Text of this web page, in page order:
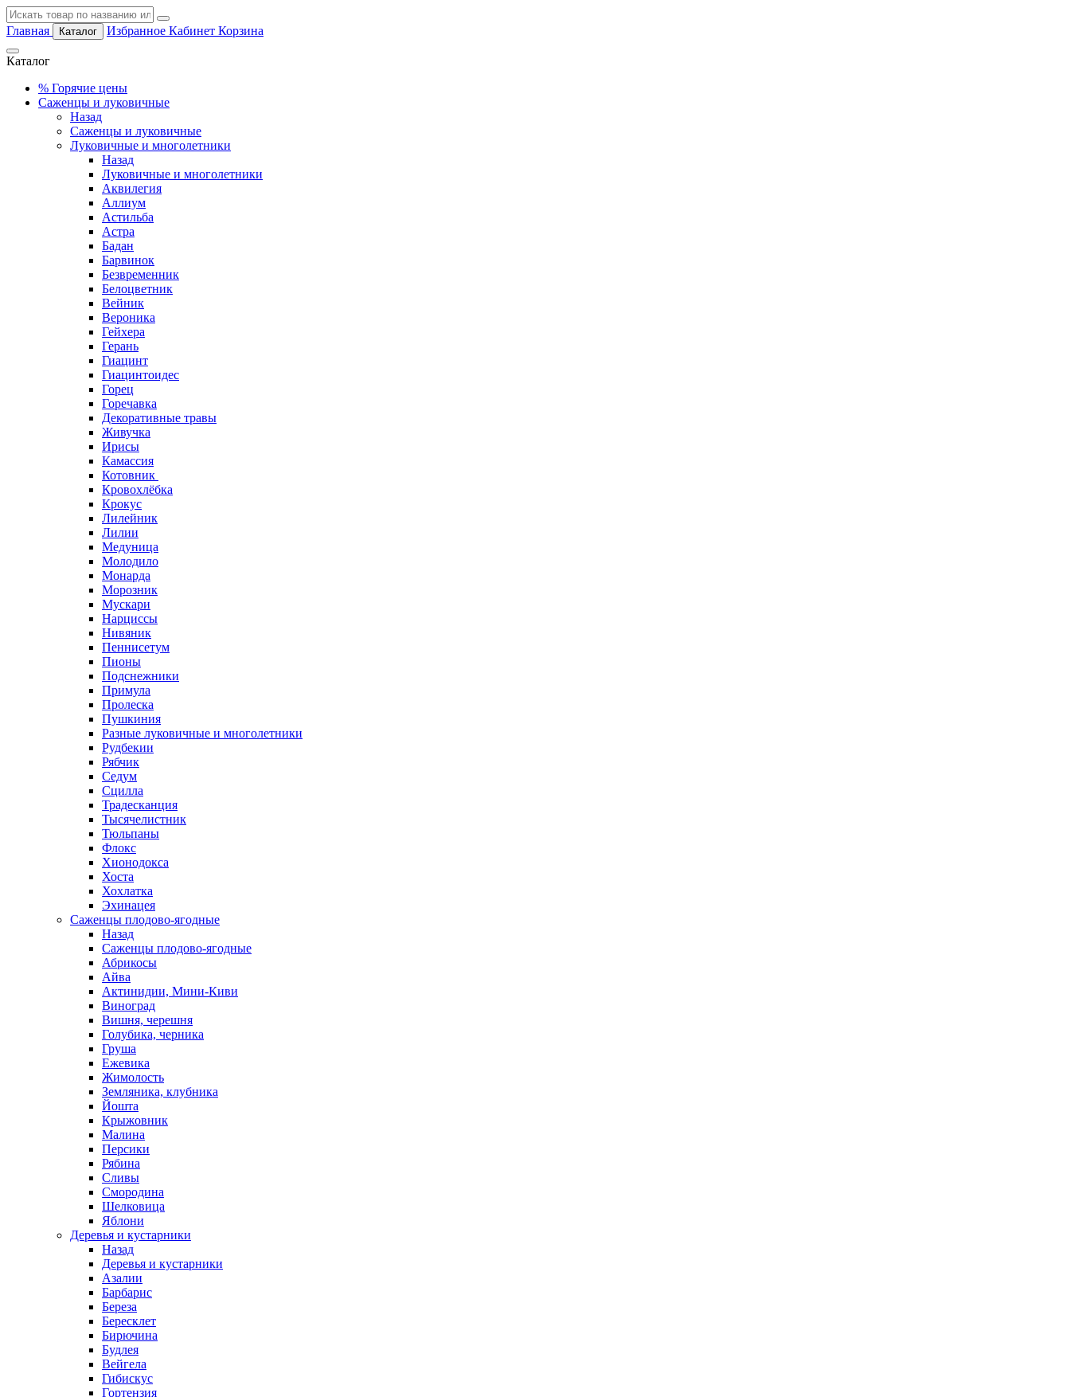
Главная Каталог Избранное Кабинет Корзина
Каталог
% Горячие цены
Саженцы и луковичные
Назад
Саженцы и луковичные
Луковичные и многолетники
Назад
Луковичные и многолетники
Аквилегия
Аллиум
Астильба
Астра
Бадан
Барвинок
Безвременник
Белоцветник
Вейник
Вероника
Гейхера
Герань
Гиацинт
Гиацинтоидес
Горец
Горечавка
Декоративные травы
Живучка
Ирисы
Камассия
Котовник
Кровохлёбка
Крокус
Лилейник
Лилии
Медуница
Молодило
Монарда
Морозник
Мускари
Нарциссы
Нивяник
Пеннисетум
Пионы
Подснежники
Примула
Пролеска
Пушкиния
Разные луковичные и многолетники
Рудбекии
Рябчик
Седум
Сцилла
Традесканция
Тысячелистник
Тюльпаны
Флокс
Хионодокса
Хоста
Хохлатка
Эхинацея
Саженцы плодово-ягодные
Назад
Саженцы плодово-ягодные
Абрикосы
Айва
Актинидии, Мини-Киви
Виноград
Вишня, черешня
Голубика, черника
Груша
Ежевика
Жимолость
Земляника, клубника
Йошта
Крыжовник
Малина
Персики
Рябина
Сливы
Смородина
Шелковица
Яблони
Деревья и кустарники
Назад
Деревья и кустарники
Азалии
Барбарис
Береза
Бересклет
Бирючина
Будлея
Вейгела
Гибискус
Гортензия